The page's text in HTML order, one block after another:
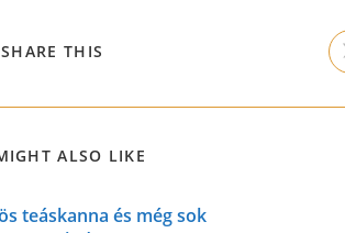
THIS
ALSO LIKE
teáskanna és még sok